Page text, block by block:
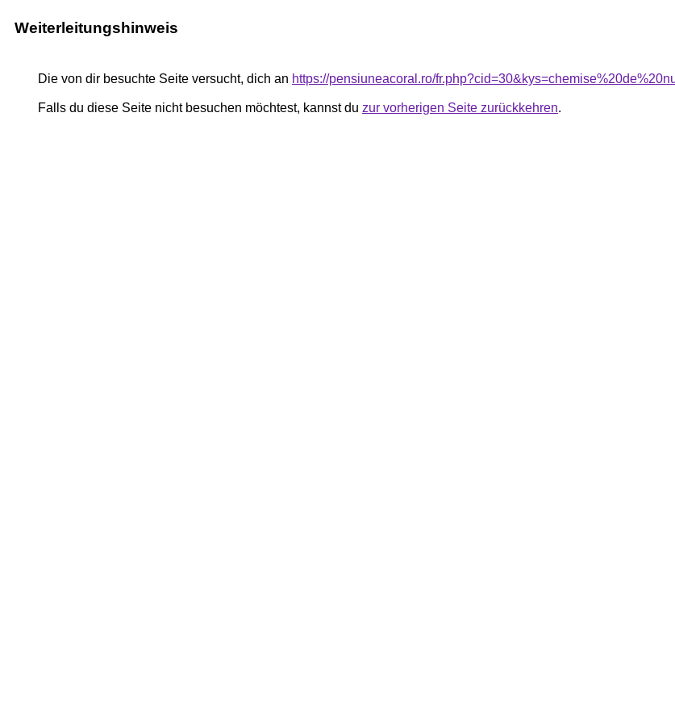
Weiterleitungshinweis
Die von dir besuchte Seite versucht, dich an https://pensiuneacoral.ro/
Falls du diese Seite nicht besuchen möchtest, kannst du zur vorherigen Seite zurückkehren.